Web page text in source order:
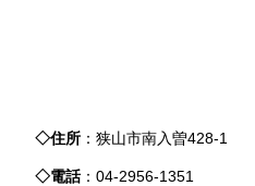
◇住所：狭山市南入曽428-1
◇電話：04-2956-1351